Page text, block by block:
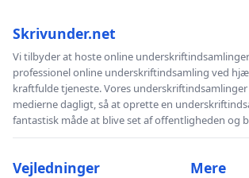
Skrivunder.net
Vi tilbyder at hoste online
professionel online underskriftindsamling ved
kraftfulde tjeneste. Vores
medierne dagligt, så at oprette en
fantastisk måde at blive set af offentligheden og
Vejledninger Mere